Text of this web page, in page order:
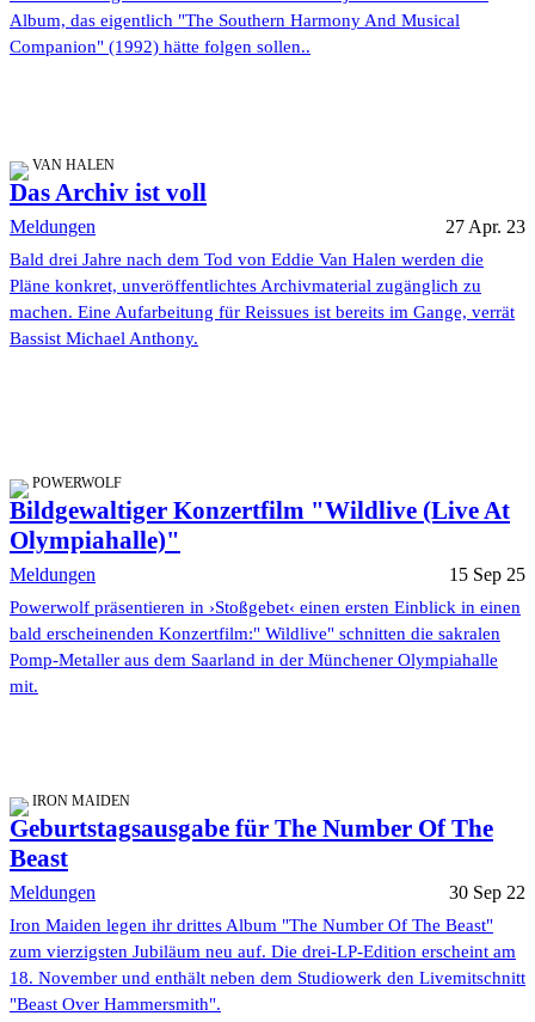
Album, das eigentlich "The Southern Harmony And Musical
Companion" (1992) hätte folgen sollen..
VAN HALEN
Das Archiv ist voll
Meldungen 27 Apr. 23
Bald drei Jahre nach dem Tod von Eddie Van Halen werden die
Pläne konkret, unveröffentlichtes Archivmaterial zugänglich zu
machen. Eine Aufarbeitung für Reissues ist bereits im Gange, verrät
Bassist Michael Anthony.
POWERWOLF
Bildgewaltiger Konzertfilm "Wildlive (Live At
Olympiahalle)"
Meldungen 15 Sep 25
Powerwolf präsentieren in ›Stoßgebet‹ einen ersten Einblick in einen
bald erscheinenden Konzertfilm:" Wildlive" schnitten die sakralen
Pomp-Metaller aus dem Saarland in der Münchener Olympiahalle
mit.
IRON MAIDEN
Geburtstagsausgabe für The Number Of The
Beast
Meldungen 30 Sep 22
Iron Maiden legen ihr drittes Album "The Number Of The Beast"
zum vierzigsten Jubiläum neu auf. Die drei-LP-Edition erscheint am
18. November und enthält neben dem Studiowerk den Livemitschnitt
"Beast Over Hammersmith".